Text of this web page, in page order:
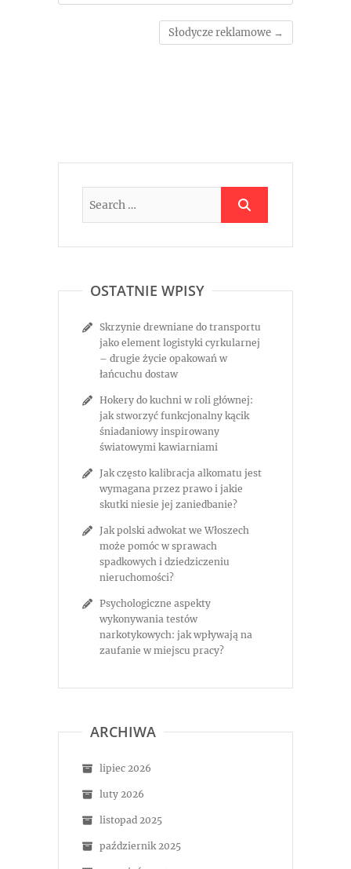
Słodycze reklamowe →
OSTATNIE WPISY
Skrzynie drewniane do transportu
jako element logistyki cyrkularnej
– drugie życie opakowań w
łańcuchu dostaw
Hokery do kuchni w roli głównej:
jak stworzyć funkcjonalny kącik
śniadaniowy inspirowany
światowymi kawiarniami
Jak często kalibracja alkomatu jest
wymagana przez prawo i jakie
skutki niesie jej zaniedbanie?
Jak polski adwokat we Włoszech
może pomóc w sprawach
spadkowych i dziedziczeniu
nieruchomości?
Psychologiczne aspekty
wykonywania testów
narkotykowych: jak wpływają na
zaufanie w miejscu pracy?
ARCHIWA
lipiec 2026
luty 2026
listopad 2025
październik 2025